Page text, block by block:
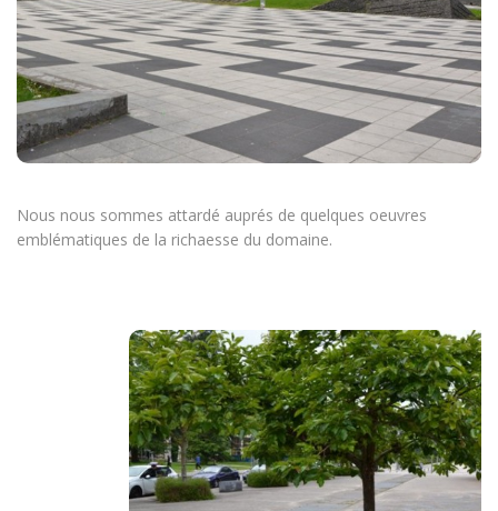
Nous nous sommes attardé auprés de quelques oeuvres
emblématiques de la richaesse du domaine.